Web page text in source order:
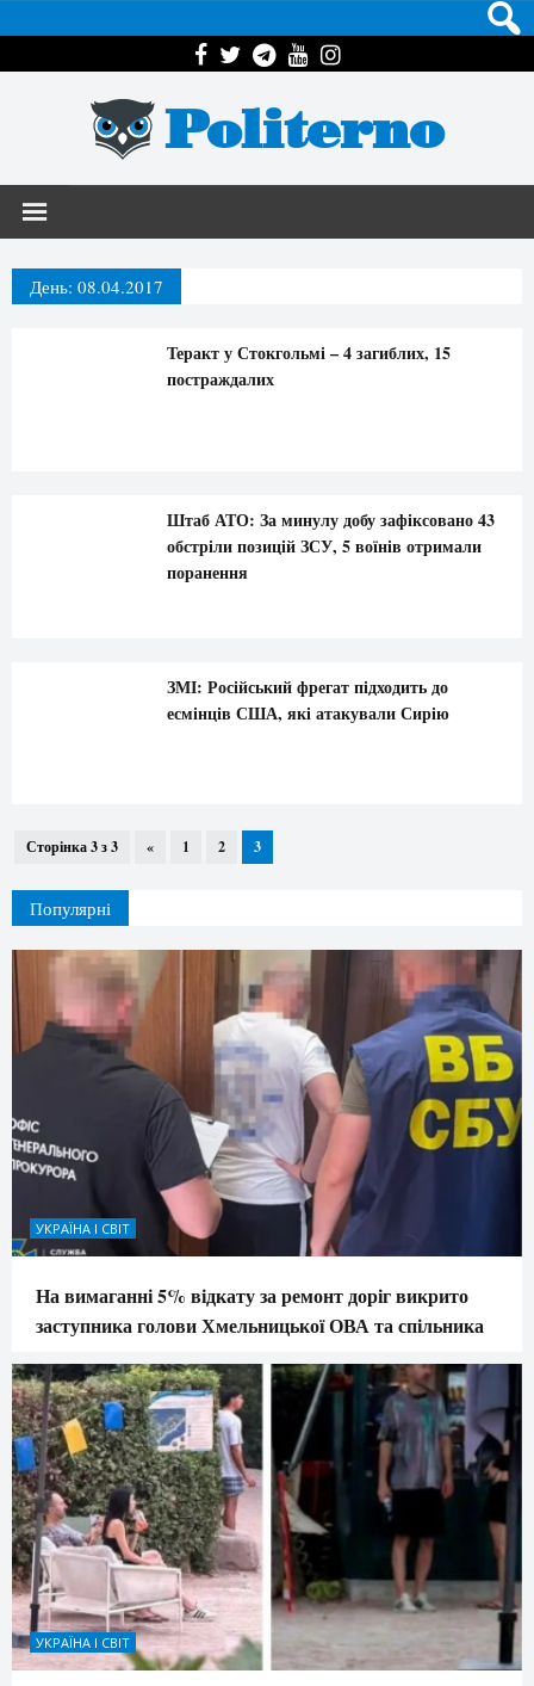
Politerno
День: 08.04.2017
Теракт у Стокгольмі – 4 загиблих, 15
постраждалих
Штаб АТО: За минулу добу зафіксовано 43
обстріли позицій ЗСУ, 5 воїнів отримали
поранення
ЗМІ: Російський фрегат підходить до
есмінців США, які атакували Сирію
Сторінка 3 з 3 « 1 2 3
Популярні
УКРАЇНА І СВІТ
На вимаганні 5% відкату за ремонт доріг викрито
заступника голови Хмельницької ОВА та спільника
УКРАЇНА І СВІТ